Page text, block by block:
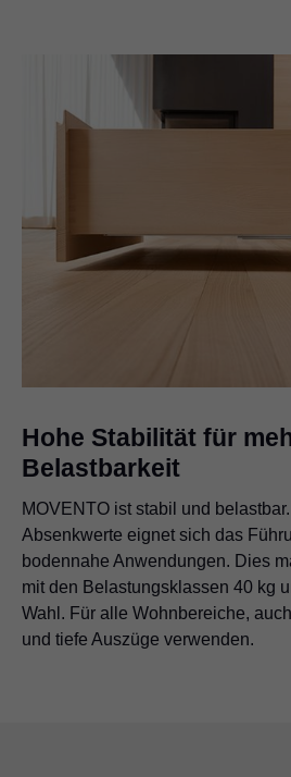
Hohe Stabilität für
Belastbarkeit
MOVENTO ist stabil und
Absenkwerte eignet sich das
bodennahe Anwendungen. Dies
mit den Belastungsklassen 40 kg
Wahl. Für alle Wohnbereiche,
und tiefe Auszüge verwenden.